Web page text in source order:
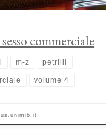
commerciale
m-z petrilli
volume 4